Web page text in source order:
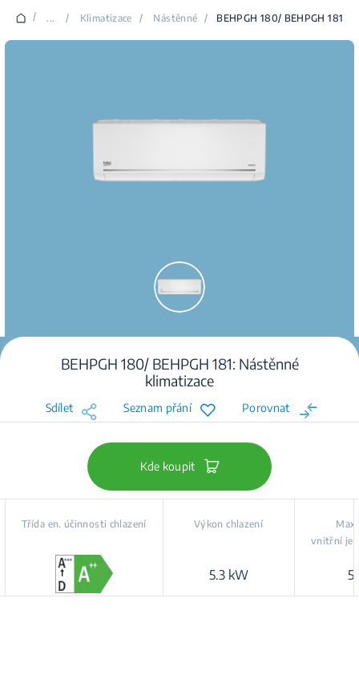
/ ... / Klimatizace / Nástěnné / BEHPGH 180/ BEHPGH 181
BEHPGH 180/ BEHPGH 181: Nástěnné
klimatizace
Sdílet Seznam přání Porovnat
Kde koupit
Třída en. účinnosti chlazení Výkon chlazení
5.3 kW
vnitřní